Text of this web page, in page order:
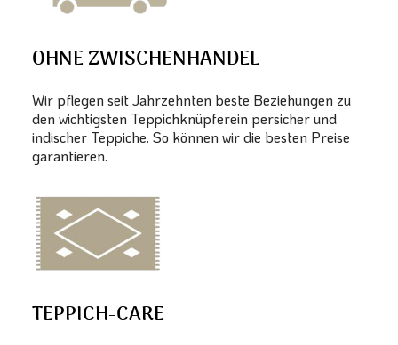
OHNE ZWISCHENHANDEL
Wir pflegen seit Jahrzehnten beste Beziehungen zu
den wichtigsten Teppichknüpferein persicher und
indischer Teppiche. So können wir die besten Preise
garantieren.
TEPPICH-CARE